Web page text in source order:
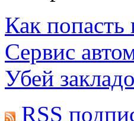
Как попасть
Сервис
Убей
RSS